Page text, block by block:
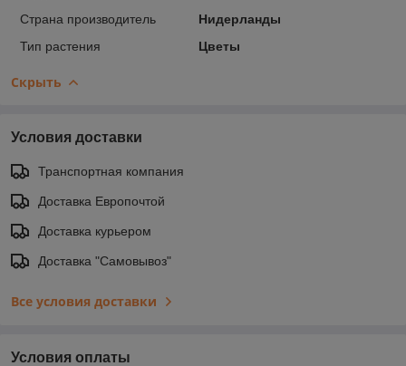
Страна производитель
Нидерланды
Тип растения
Цветы
Скрыть
Условия доставки
Транспортная компания
Доставка Европочтой
Доставка курьером
Доставка "Самовывоз"
Все условия доставки
Условия оплаты